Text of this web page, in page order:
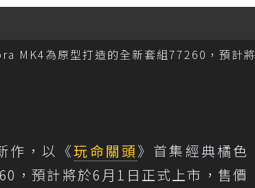
MK4為原型打造的全新套組77260，預計將
作，以《玩命關頭》首集經典橘色
，預計將於6月1日正式上市，售價